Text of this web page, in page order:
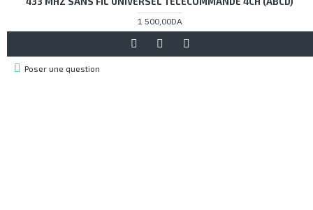
1 500,00DA
Poser une question